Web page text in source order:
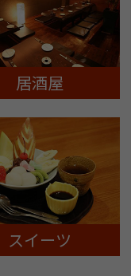
居酒屋
スイーツ